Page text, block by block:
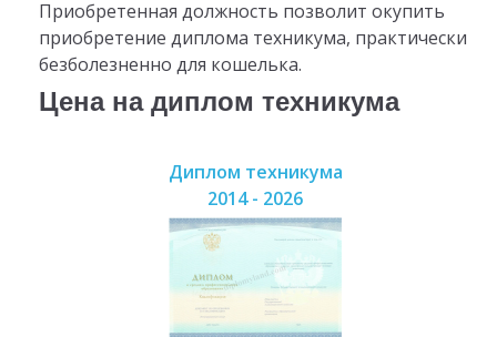
Приобретенная должность позволит окупить
приобретение диплома техникума, практически
безболезненно для кошелька.
Цена на диплом техникума
Диплом техникума
2014 - 2026